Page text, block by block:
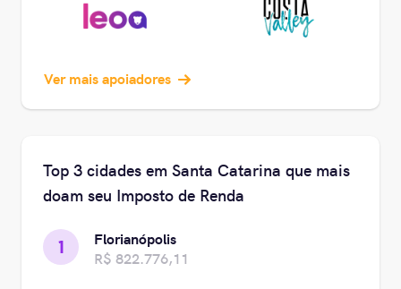
Ver mais apoiadores
Top 3 cidades em Santa Catarina que mais
doam seu Imposto de Renda
1
Florianópolis
R$ 822.776,11